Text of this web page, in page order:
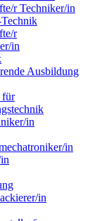
r Techniker/in
r
in
Ausbildung
für
in
in
in